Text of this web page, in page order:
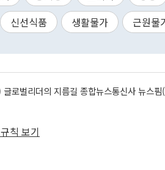
신선식품 생활물가 근원물
글로벌리더의 지름길 종합뉴스통신사 뉴스
칙 보기